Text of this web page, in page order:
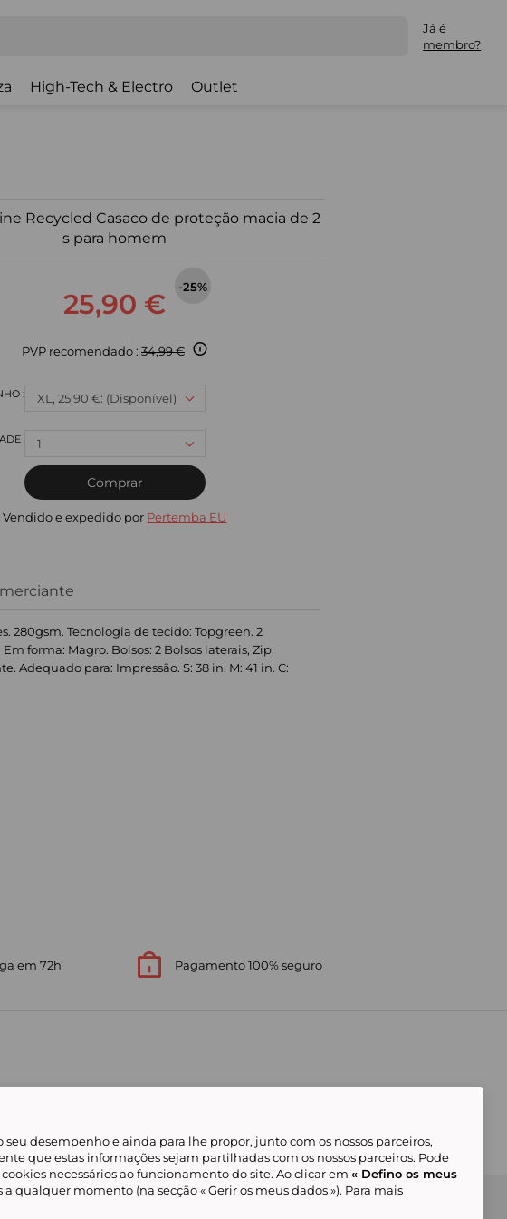
Já é
membro?
High-Tech & Electro Outlet
Recycled Casaco de proteção macia de 2
s para homem
25,90 €
-25%
PVP recomendado : 34,99 €
XL, 25,90 €: (Disponível)
1
Comprar
Vendido e expedido por Pertemba EU
280gsm. Tecnologia de tecido: Topgreen. 2
forma: Magro. Bolsos: 2 Bolsos laterais, Zip.
para: Impressão. S: 38 in. M: 41 in. C:
em 72h Pagamento 100% seguro
Ajuda e Contacto Gerir os meus cookies
Condições Gerais
desempenho e ainda para lhe propor, junto com os nossos parceiros,
que estas informações sejam partilhadas com os nossos parceiros. Pode
necessários ao funcionamento do site. Ao clicar em « Defino os meus
qualquer momento (na secção « Gerir os meus dados »). Para mais